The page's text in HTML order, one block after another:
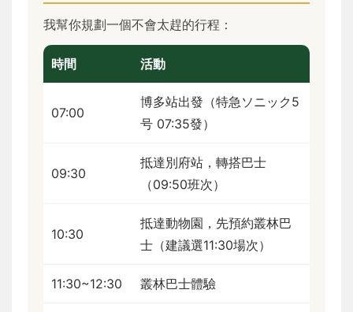
我幫你規劃一個不會太趕的行程：
時間 活動
07:00
博多站出發（特急ソニック5
号 07:35發）
09:30
抵達別府站，轉搭巴士
（09:50班次）
10:30
抵達動物園，先預約叢林巴
士（建議選11:30場次）
11:30~12:30 叢林巴士體驗